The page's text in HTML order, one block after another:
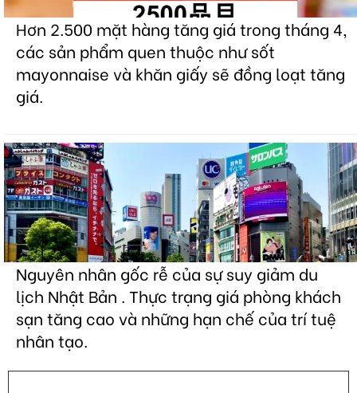
Hơn 2.500 mặt hàng tăng giá trong tháng 4,
các sản phẩm quen thuộc như sốt
mayonnaise và khăn giấy sẽ đồng loạt tăng
giá.
Nguyên nhân gốc rễ của sự suy giảm du
lịch Nhật Bản . Thực trạng giá phòng khách
sạn tăng cao và những hạn chế của trí tuệ
nhân tạo.